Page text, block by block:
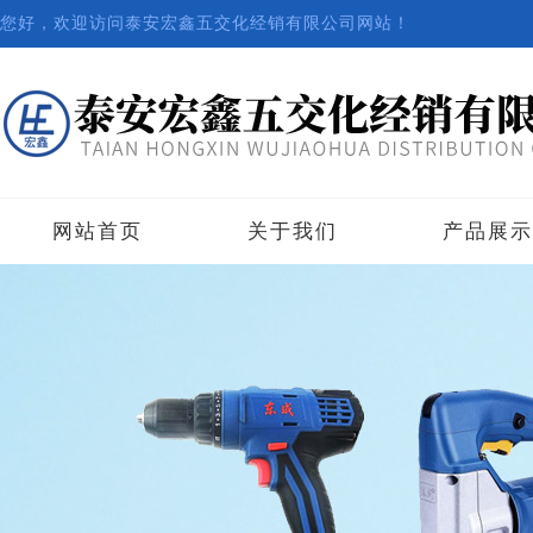
您好，欢迎访问泰安宏鑫五交化经销有限公司网站！
网站首页 关于我们 产品展示